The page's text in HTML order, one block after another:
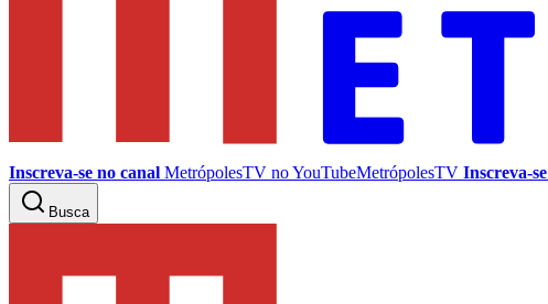
Inscreva-se no canal MetrópolesTV noYouTubeMetrópolesTV Inscreva-se
Busca